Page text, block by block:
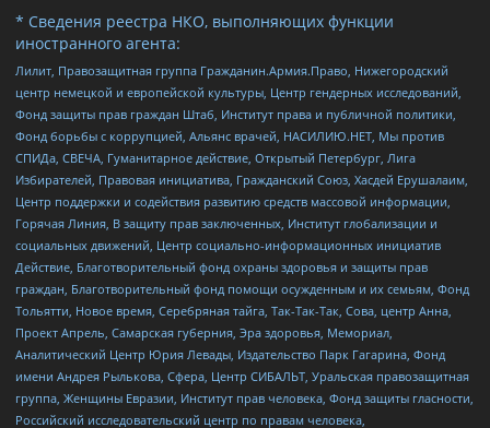
* Сведения реестра НКО, выполняющих функции
иностранного агента:
Лилит, Правозащитная группа Гражданин.Армия.Право, Нижегородский
центр немецкой и европейской культуры, Центр гендерных исследований,
Фонд защиты прав граждан Штаб, Институт права и публичной политики,
Фонд борьбы с коррупцией, Альянс врачей, НАСИЛИЮ.НЕТ, Мы против
СПИДа, СВЕЧА, Гуманитарное действие, Открытый Петербург, Лига
Избирателей, Правовая инициатива, Гражданский Союз, Хасдей Ерушалаим,
Центр поддержки и содействия развитию средств массовой информации,
Горячая Линия, В защиту прав заключенных, Институт глобализации и
социальных движений, Центр социально-информационных инициатив
Действие, Благотворительный фонд охраны здоровья и защиты прав
граждан, Благотворительный фонд помощи осужденным и их семьям, Фонд
Тольятти, Новое время, Серебряная тайга, Так-Так-Так, Сова, центр Анна,
Проект Апрель, Самарская губерния, Эра здоровья, Мемориал,
Аналитический Центр Юрия Левады, Издательство Парк Гагарина, Фонд
имени Андрея Рылькова, Сфера, Центр СИБАЛЬТ, Уральская правозащитная
группа, Женщины Евразии, Институт прав человека, Фонд защиты гласности,
Российский исследовательский центр по правам человека,